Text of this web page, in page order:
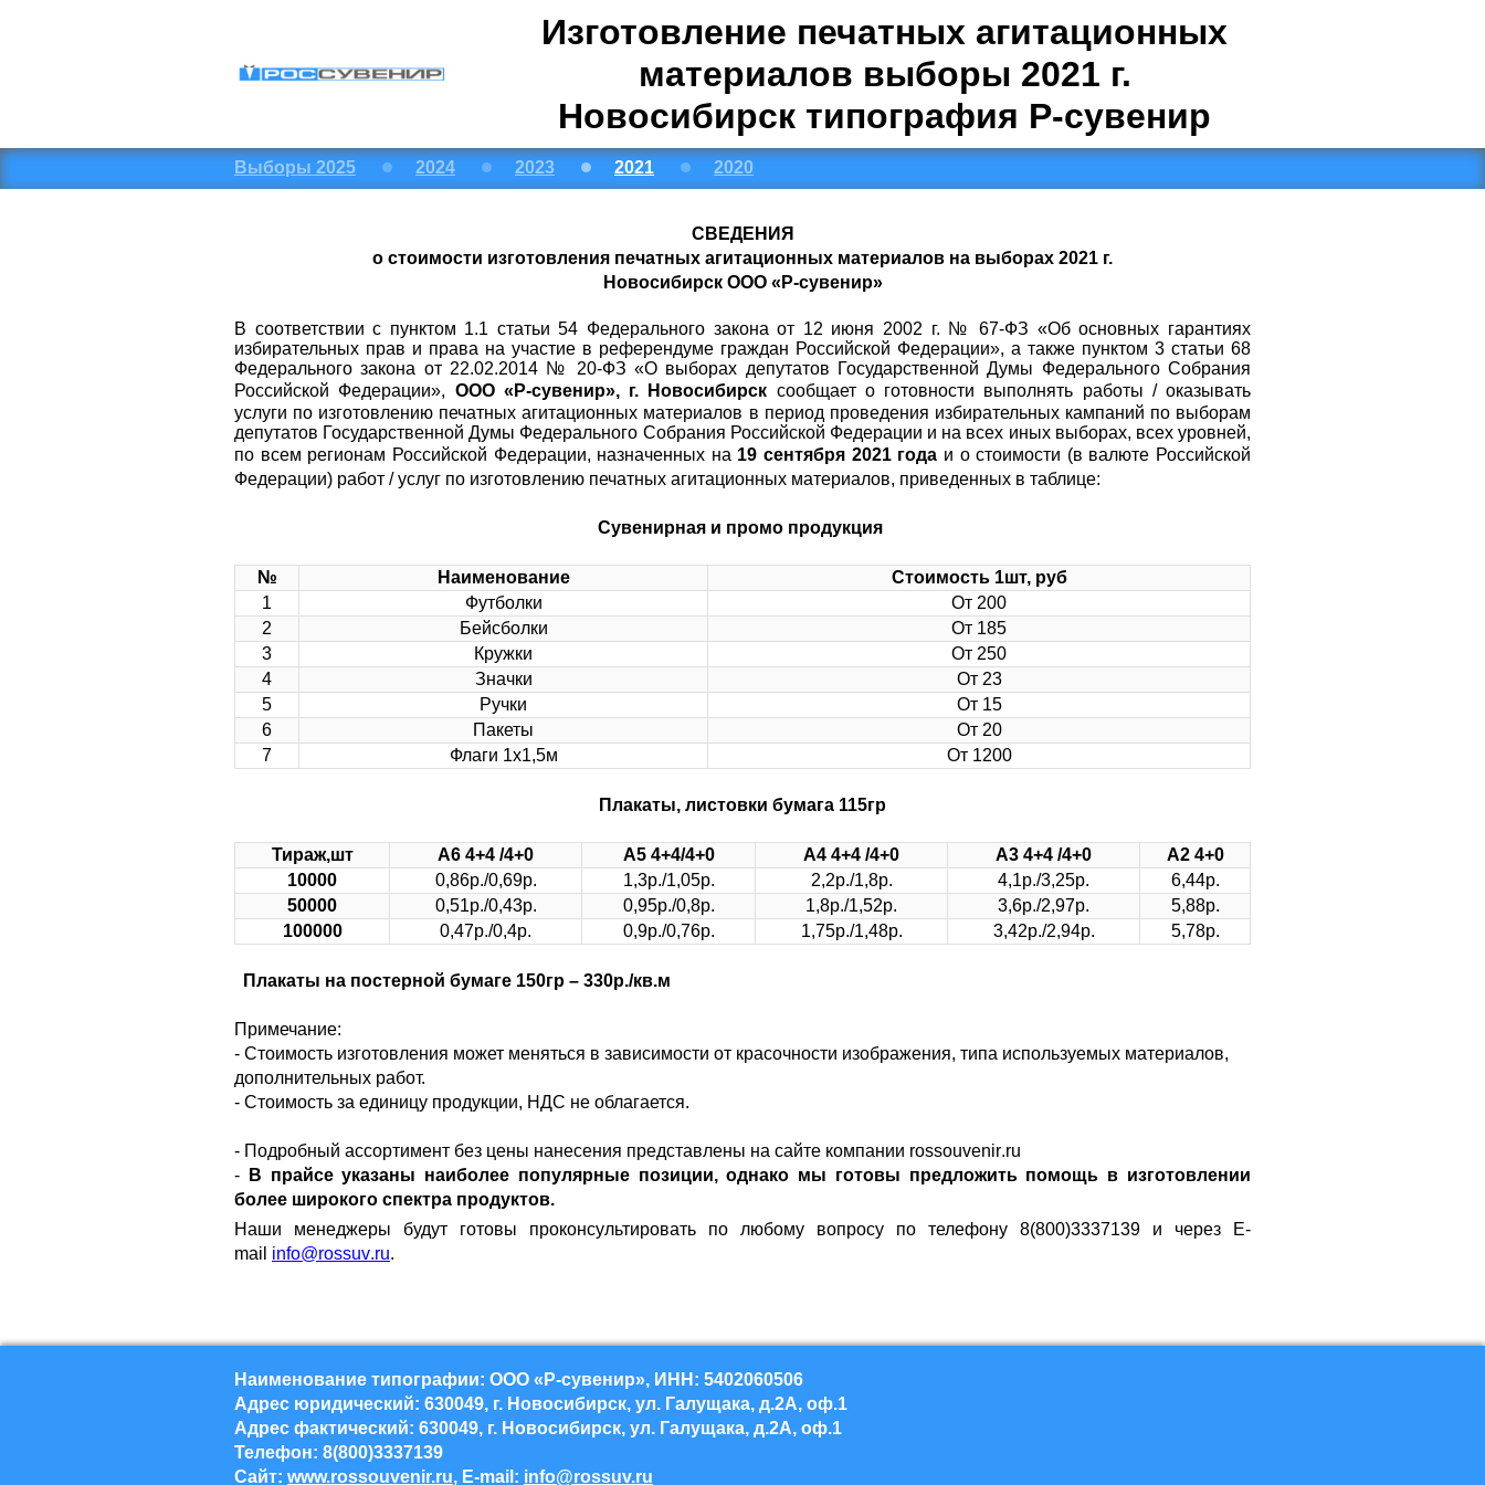
Изготовление печатных агитационных
материалов выборы 2021 г.
Новосибирск типография Р-сувенир
Выборы 2025 2024 2023 2021 2020
СВЕДЕНИЯ
о стоимости изготовления печатных агитационных материалов на выборах 2021 г.
Новосибирск ООО «Р-сувенир»
В соответствии с пунктом 1.1 статьи 54 Федерального закона от 12 июня 2002 г. № 67-ФЗ «Об основных гарантиях
избирательных прав и права на участие в референдуме граждан Российской Федерации», а также пунктом 3 статьи 68
Федерального закона от 22.02.2014 № 20-ФЗ «О выборах депутатов Государственной Думы Федерального Собрания
Российской Федерации», ООО «Р-сувенир», г. Новосибирск сообщает о готовности выполнять работы / оказывать
услуги по изготовлению печатных агитационных материалов в период проведения избирательных кампаний по выборам
депутатов Государственной Думы Федерального Собрания Российской Федерации и на всех иных выборах, всех уровней,
по всем регионам Российской Федерации, назначенных на 19 сентября 2021 года и о стоимости (в валюте Российской
Федерации) работ / услуг по изготовлению печатных агитационных материалов, приведенных в таблице:
Сувенирная и промо продукция
№ Наименование
Стоимость 1шт, руб
1
Футболки
От 200
2
Бейсболки
От 185
3
Кружки
От 250
4
Значки
От 23
5
Ручки
От 15
6
Пакеты
От 20
7
Флаги 1х1,5м От 1200
Плакаты, листовки бумага 115гр
Тираж,шт А6 4+4 /4+0 А5 4+4/4+0 А4 4+4 /4+0 А3 4+4 /4+0
А2 4+0
10000
0,86р./0,69р. 1,3р./1,05р. 2,2р./1,8р. 4,1р./3,25р.
6,44р.
50000
0,51р./0,43р. 0,95р./0,8р. 1,8р./1,52р. 3,6р./2,97р.
5,88р.
100000
0,47р./0,4р. 0,9р./0,76р. 1,75р./1,48р. 3,42р./2,94р. 5,78р.
Плакаты на постерной бумаге 150гр – 330р./кв.м
Примечание:
- Стоимость изготовления может меняться в зависимости от красочности изображения, типа используемых материалов,
дополнительных работ.
- Стоимость за единицу продукции, НДС не облагается.
- Подробный ассортимент без цены нанесения представлены на сайте компании rossouvenir.ru
-
В прайсе указаны наиболее популярные позиции, однако мы готовы предложить помощь в изготовлении
более широкого спектра продуктов.
Наши менеджеры будут готовы проконсультировать по любому вопросу по телефону 8(800)3337139 и через E-
mail info@rossuv.ru.
Наименование типографии: ООО «Р-сувенир», ИНН: 5402060506
Адрес юридический: 630049, г. Новосибирск, ул. Галущака, д.2А, оф.1
Адрес фактический: 630049, г. Новосибирск, ул. Галущака, д.2А, оф.1
Телефон: 8(800)3337139
Сайт: www.rossouvenir.ru, E-mail: info@rossuv.ru